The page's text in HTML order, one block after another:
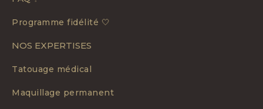
Programme fidélité 🤍
NOS EXPERTISES
Tatouage médical
Maquillage permanent